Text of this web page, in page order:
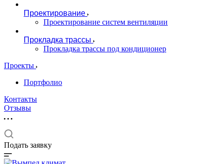
Проектирование
Проектирование систем вентиляции
Прокладка трассы
Прокладка трассы под кондиционер
Проекты
Портфолио
Контакты
Отзывы
Подать заявку